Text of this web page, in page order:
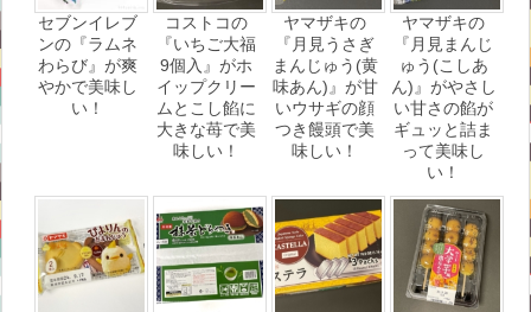
セブンイレブ
ンの『ラムネ
わらび』が爽
やかで美味し
い！
コストコの
『いちご大福
9個入』がホ
イップクリー
ムとこし餡に
大きな苺で美
味しい！
ヤマザキの
『月見うさぎ
まんじゅう(黄
味あん)』が甘
いウサギの顔
つき饅頭で美
味しい！
ヤマザキの
『月見まんじ
ゅう(こしあ
ん)』がやさし
い甘さの餡が
ギュッと詰ま
って美味し
い！